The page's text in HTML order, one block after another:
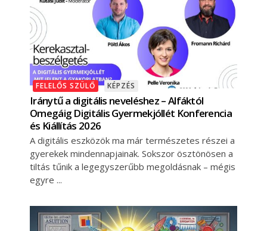
FELELŐS SZÜLŐ KÉPZÉS
Iránytű a digitális neveléshez – Alfáktól
Omegáig Digitális Gyermekjóllét Konferencia
és Kiállítás 2026
A digitális eszközök ma már természetes részei a
gyerekek mindennapjainak. Sokszor ösztönösen a
tiltás tűnik a legegyszerűbb megoldásnak – mégis
egyre